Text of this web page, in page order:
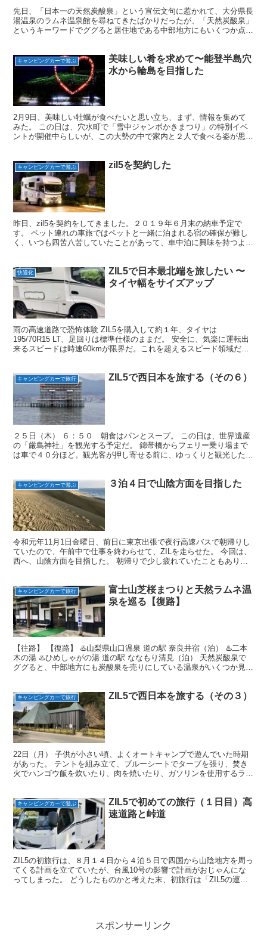
先日、「日本一の天然炭酸泉」という宣伝文句に惹かれて、大分県長
湯温泉のラムネ温泉館を尋ねてきたばかりだったが、「天然炭酸泉」
というキーワードでググると居住地である中部地方にもいくつか点在
キャンピングカーで遊ぶ
美味しい肴を求めて〜能登半島穴
水から輪島を目指した
2月9日、美味しい牡蠣が食べたいと思い立ち、まず、情報を集めて
みた。 この日は、穴水町で「雪中ジャンボかきまつり」の特別イベ
ントが開催中らしいが、この大勢の中で家内と２人で食べる姿が思い
キャンピングカーで遊ぶ zil5を契約した
昨日、zil5を契約をしてきました。２０１９年６月末の納車予定で
す。 ペット連れの車旅ではペットと一緒に泊まれる宿の確保が難し
く、いつも四苦八苦していたことがあって、車中泊に興味を持つよう
快適化
ZIL5で日本最北端を旅したい 〜
タイヤ幅をサイズアップ
雨の高速道路で恐怖体験 ZIL5を購入して約１年、タイヤは
195/70R15 LT、足回りは標準仕様のままだ。 安全に、気楽に運転出
来るスピードは時速60kmが限界だ。これを超えるスピード領域だと
キャンピングカーで旅行 ZIL5で西日本を旅する（その６）
２５日（木） ６：５０ 朝食はパンとスープ。 この日は、世界遺産
の「厳島神社」を観光する予定だ。 錦帯橋からフェリー乗り場まで
は車で４０分ほど。観光客が押し寄せる前に、ゆっくりと観光したか
キャンピングカーで遊ぶ ３泊４日で山陰方面を目指した
令和元年11月1日金曜日、前日に東京出張で夜行高速バスで朝帰りし
ていたので、午前中で仕事を終わらせて、ZILを走らせた。 今回は、
西へ、山陰方面を目指した。 朝帰りで少し疲れていたこともあり、
キャンピングカーで旅行
富士山芝桜まつりと天然ラムネ温
泉を巡る【復路】
【往路】 【復路】 ♨️山梨県山口温泉 道の駅 奈良井宿（泊） ♨️二本
木の湯 ♨️ひめしゃがの湯 道の駅 ななもり清見（泊） 天然炭酸泉で
ググると、中部地方にも炭酸泉を売りにしている温泉がいくつか見つ
キャンピングカーで旅行 ZIL5で西日本を旅する（その３）
22日（月） 子供が小さい頃、よくオートキャンプで遊んでいた時期
があった。 テントを組み立て、ブルーシートでターブを張り、焚き
火でハンゴウ飯を炊いたり、肉を焼いたり、ガソリンを使用するラン
キャンピングカーで遊ぶ
ZIL5で初めての旅行（１日目）高
速道路と峠道
ZIL5の初旅行は、８月１４日から４泊５日で四国から山陰地方を周っ
てくる計画を立てていたが、台風10号の影響で計画がおじゃんにな
ってしまった。 どうしたものかと考えた末、初旅行は「ZIL5の運動
スポンサーリンク